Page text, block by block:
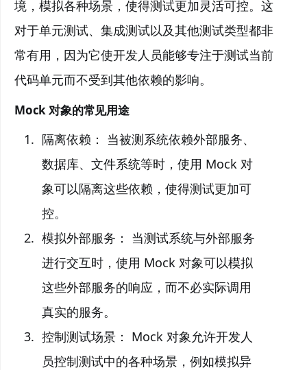
境，模拟各种场景，使得测试更加灵活可控。这
对于单元测试、集成测试以及其他测试类型都非
常有用，因为它使开发人员能够专注于测试当前
代码单元而不受到其他依赖的影响。
Mock 对象的常见用途
隔离依赖： 当被测系统依赖外部服务、
数据库、文件系统等时，使用 Mock 对
象可以隔离这些依赖，使得测试更加可
控。
模拟外部服务： 当测试系统与外部服务
进行交互时，使用 Mock 对象可以模拟
这些外部服务的响应，而不必实际调用
真实的服务。
控制测试场景： Mock 对象允许开发人
员控制测试中的各种场景，例如模拟异